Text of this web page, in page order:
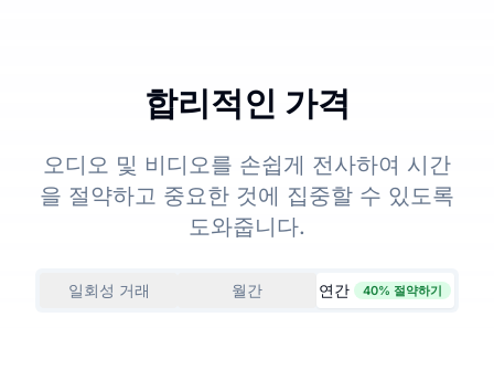
합리적인 가격
오디오 및 비디오를 손쉽게 전사하여 시간
을 절약하고 중요한 것에 집중할 수 있도록
도와줍니다.
일회성 거래 월간 연간 40% 절약하기